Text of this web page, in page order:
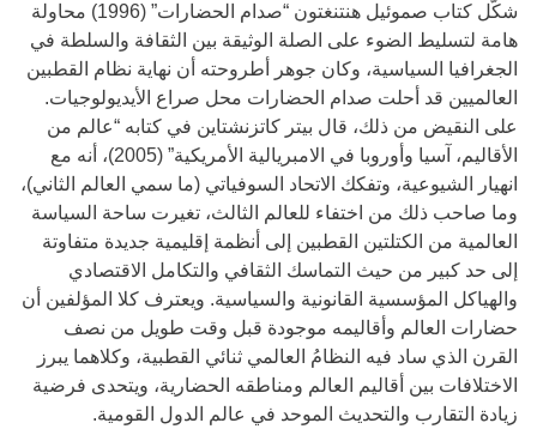
شكّل كتاب صموئيل هنتنغتون “صدام الحضارات” (1996) محاولة
هامة لتسليط الضوء على الصلة الوثيقة بين الثقافة والسلطة في
الجغرافيا السياسية، وكان جوهر أطروحته أن نهاية نظام القطبين
العالميين قد أحلت صدام الحضارات محل صراع الأيديولوجيات.
على النقيض من ذلك، قال بيتر كاتزنشتاين في كتابه “عالم من
الأقاليم، آسيا وأوروبا في الامبريالية الأمريكية” (2005)، أنه مع
انهيار الشيوعية، وتفكك الاتحاد السوفياتي (ما سمي العالم الثاني)،
وما صاحب ذلك من اختفاء للعالم الثالث، تغيرت ساحة السياسة
العالمية من الكتلتين القطبين إلى أنظمة إقليمية جديدة متفاوتة
إلى حد كبير من حيث التماسك الثقافي والتكامل الاقتصادي
والهياكل المؤسسية القانونية والسياسية. ويعترف كلا المؤلفين أن
حضارات العالم وأقاليمه موجودة قبل وقت طويل من نصف
القرن الذي ساد فيه النظامُ العالمي ثنائي القطبية، وكلاهما يبرز
الاختلافات بين أقاليم العالم ومناطقه الحضارية، ويتحدى فرضية
زيادة التقارب والتحديث الموحد في عالم الدول القومية.